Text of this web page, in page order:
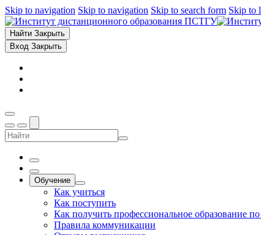
Skip to navigation Skip to navigation Skip to search form Skip to
Найти Закрыть
Вход Закрыть
Обучение
Как учиться
Как поступить
Как получить профессиональное образование
Правила коммуникации